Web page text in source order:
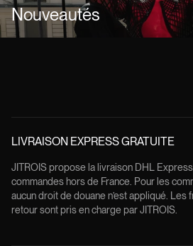
Nouveautés
LIVRAISON EXPRESS GRATUITE
JITROIS propose la livraison DHL
commandes hors de France. Pour les
aucun droit de douane n’est appliqué. Les
retour sont pris en charge par JITROIS.